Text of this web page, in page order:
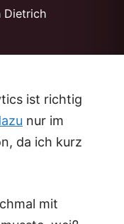
Dietrich
ist richtig
nur im
da ich kurz
mit